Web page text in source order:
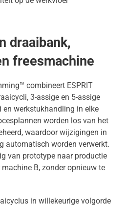
draaibank,
freesmachine
combineert ESPRIT
3-assige en 5-assige
en werkstukhandling in elke
worden los van het
waardoor wijzigingen in
automatisch worden verwerkt.
van prototype naar productie
B, zonder opnieuw te
in willekeurige volgorde